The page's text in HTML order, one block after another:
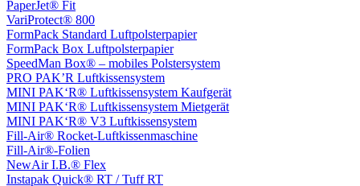
PaperJet® Fit
VariProtect® 800
FormPack Standard Luftpolsterpapier
FormPack Box Luftpolsterpapier
SpeedMan Box® – mobiles Polstersystem
PRO PAK’R Luftkissensystem
MINI PAK‘R® Luftkissensystem Kaufgerät
MINI PAK‘R® Luftkissensystem Mietgerät
MINI PAK‘R® V3 Luftkissensystem
Fill-Air® Rocket-Luftkissenmaschine
Fill-Air®-Folien
NewAir I.B.® Flex
Instapak Quick® RT / Tuff RT